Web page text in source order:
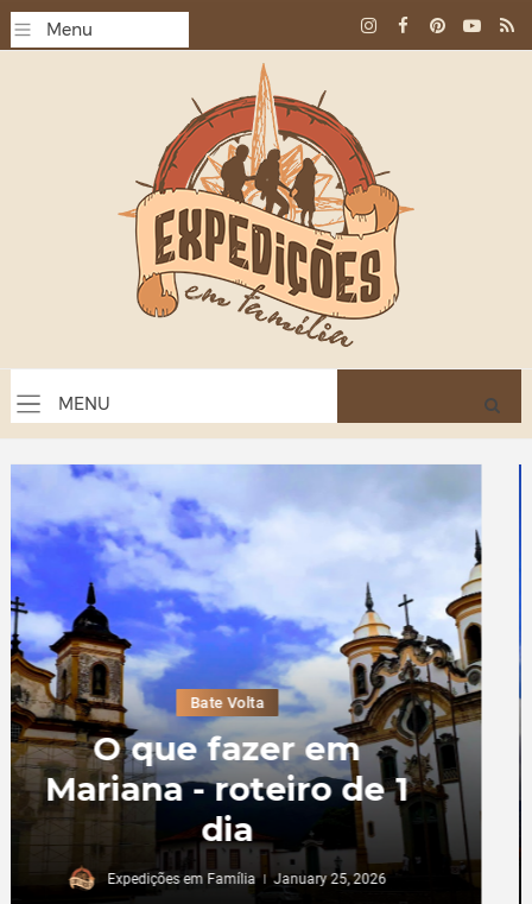
Bate Volta
Museu da Inconfidência
em Ouro Preto:
História, Acervo e
Visitação
Expedições em Família May 22, 2025